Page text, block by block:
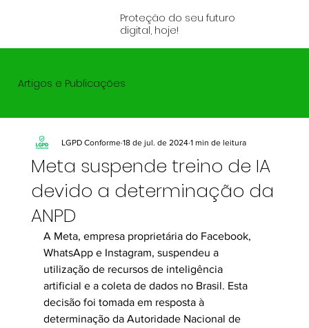
Proteção do seu futuro
digital, hoje!
Artigos e Publicações
Meta suspende treino de IA
devido a determinação da
ANPD
LGPD Conforme 18 de jul. de 2024 1 min de leitura
A Meta, empresa proprietária do Facebook,
WhatsApp e Instagram, suspendeu a
utilização de recursos de inteligência
artificial e a coleta de dados no Brasil. Esta
decisão foi tomada em resposta à
determinação da Autoridade Nacional de